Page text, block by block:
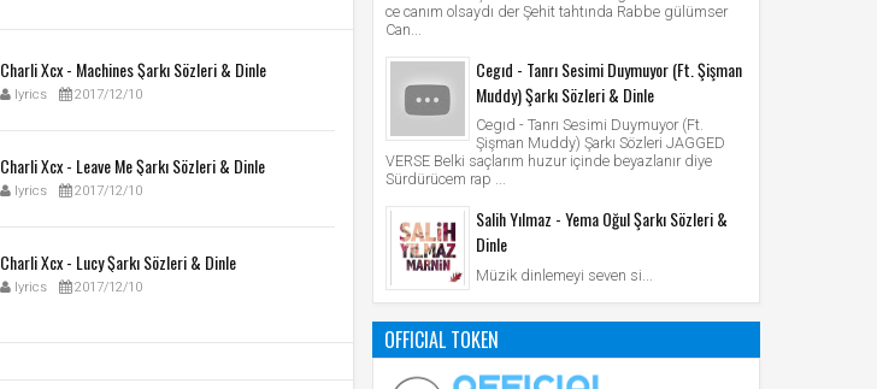
Charli Xcx - Machines Şarkı Sözleri & Dinle
lyrics 2017/12/10
Charli Xcx - Leave Me Şarkı Sözleri & Dinle
lyrics 2017/12/10
Charli Xcx - Lucy Şarkı Sözleri & Dinle
lyrics 2017/12/10
ce canım olsaydı der Şehit tahtında Rabbe gülümser
Can...
Cegıd - Tanrı Sesimi Duymuyor (Ft. Şişman
Muddy) Şarkı Sözleri & Dinle
Cegıd - Tanrı Sesimi Duymuyor (Ft.
Şişman Muddy) Şarkı Sözleri JAGGED
VERSE Belki saçlarım huzur içinde beyazlanır diye
Sürdürücem rap ...
Salih Yılmaz - Yema Oğul Şarkı Sözleri &
Dinle
Müzik dinlemeyi seven si...
OFFICIAL TOKEN